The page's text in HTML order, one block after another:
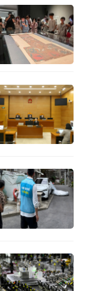
央气象台升
定局 即将
成地区和平
惕